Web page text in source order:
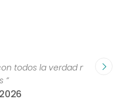
la verdad muy